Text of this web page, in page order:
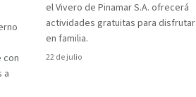
con
a
el Vivero de Pinamar S.A. ofrecerá
actividades gratuitas para disfrutar
en familia.
22 de julio